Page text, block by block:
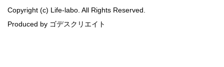
Copyright (c) Life-labo. All Rights Reserved.
Produced by ゴデスクリエイト